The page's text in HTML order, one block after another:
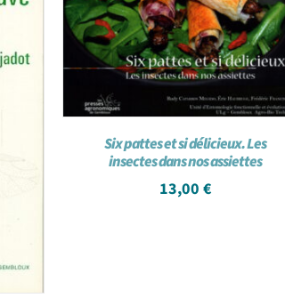
Six pattes et si délicieux. Les
insectes dans nos assiettes
13,00 €